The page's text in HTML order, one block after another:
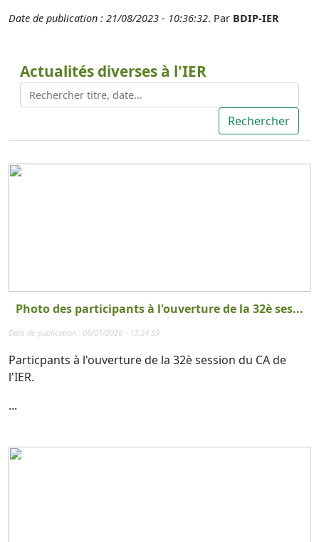
Date de publication : 21/08/2023 - 10:36:32. Par BDIP-IER
Actualités diverses à l'IER
Photo des participants à l'ouverture de la 32è ses...
Date de publication : 08/01/2026 - 13:24:59
Particpants à l'ouverture de la 32è session du CA de
l'IER.
...